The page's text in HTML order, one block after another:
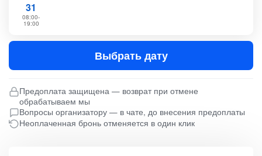
31
08:00-
19:00
Выбрать дату
Предоплата защищена — возврат при отмене
обрабатываем мы
Вопросы организатору — в чате, до внесения предоплаты
Неоплаченная бронь отменяется в один клик